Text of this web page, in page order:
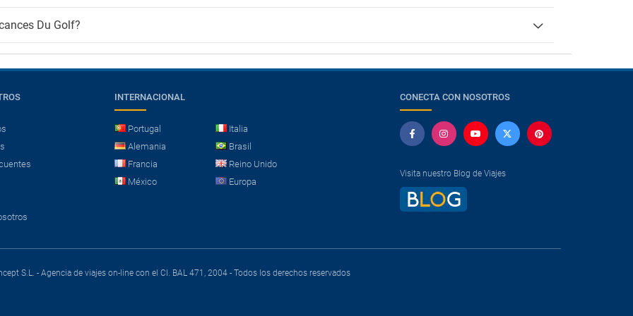
Du Golf?
INTERNACIONAL
Portugal
Italia
Alemania
Brasil
Francia
Reino Unido
México
Europa
CONECTA CON NOSOTROS
Visita nuestro Blog de Viajes
S.L. - Agencia de viajes on-line con el CI. BAL 471, 2004 - Todos los derechos reservados